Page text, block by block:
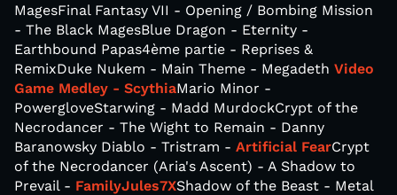
MagesFinal Fantasy VII - Opening / Bombing Mission
- The Black MagesBlue Dragon - Eternity -
Earthbound Papas4ème partie - Reprises &
RemixDuke Nukem - Main Theme - Megadeth Video
Game Medley - ScythiaMario Minor -
PowergloveStarwing - Madd MurdockCrypt of the
Necrodancer - The Wight to Remain - Danny
Baranowsky Diablo - Tristram - Artificial FearCrypt
of the Necrodancer (Aria's Ascent) - A Shadow to
Prevail - FamilyJules7XShadow of the Beast - Metal